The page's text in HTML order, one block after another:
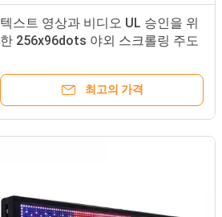
텍스트 영상과 비디오 UL 승인을 위
한 256x96dots 야외 스크롤링 주도
최고의 가격